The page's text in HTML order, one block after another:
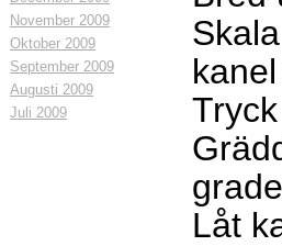
November 2009
Oktober 2009
September 2009
Augusti 2009
Juli 2009
Låt